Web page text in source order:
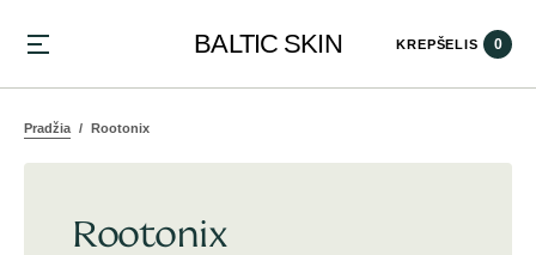
BALTIC SKIN KREPŠELIS 0
Pradžia Rootonix
Rootonix